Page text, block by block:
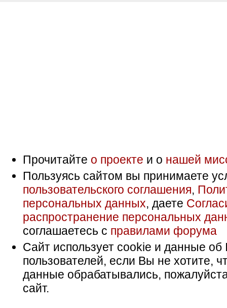
Прочитайте о проекте и о нашей
Пользуясь сайтом вы принимаете
пользовательского соглашения,
персональных данных, даете
распространение персональных
соглашаетесь с правилами форума
Сайт использует cookie и данные об
пользователей, если Вы не хотите,
данные обрабатывались,
сайт.